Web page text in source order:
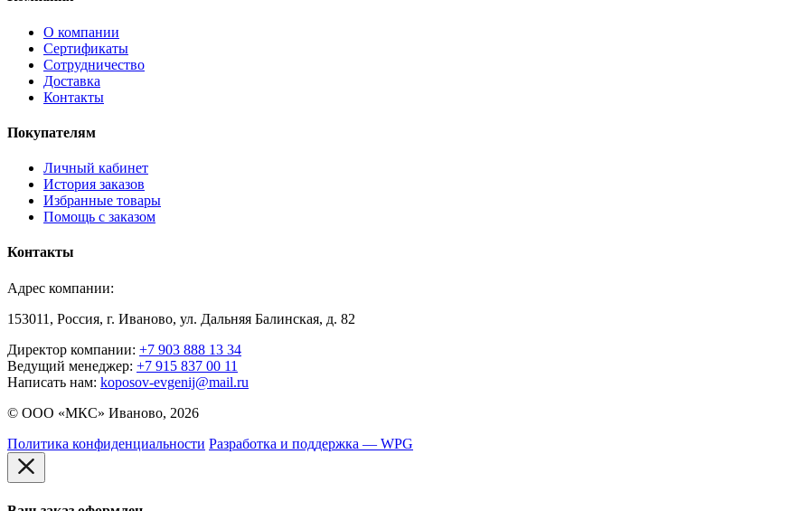
О компании
Сертификаты
Сотрудничество
Доставка
Контакты
Покупателям
Личный кабинет
История заказов
Избранные товары
Помощь с заказом
Контакты
Адрес компании:
153011, Россия, г. Иваново, ул. Дальняя Балинская, д. 82
Директор компании: +7 903 888 13 34
Ведущий менеджер: +7 915 837 00 11
Написать нам: koposov-evgenij@mail.ru
© ООО «МКС» Иваново, 2026
Политика конфиденциальности Разработка и поддержка — WPG